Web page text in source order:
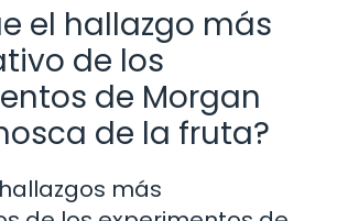
el hallazgo más
de los
de Morgan
de la fruta?
más